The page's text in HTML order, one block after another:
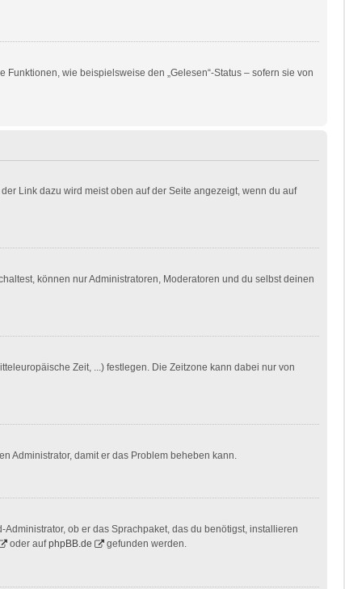
wie beispielsweise den „Gelesen“-Status – sofern sie von
Link dazu wird meist oben auf der Seite angezeigt, wenn du auf
können nur Administratoren, Moderatoren und du selbst deinen
Zeit, ...) festlegen. Die Zeitzone kann dabei nur von
Administrator, damit er das Problem beheben kann.
ob er das Sprachpaket, das du benötigst, installieren
oder aufphpBB.de gefunden werden.